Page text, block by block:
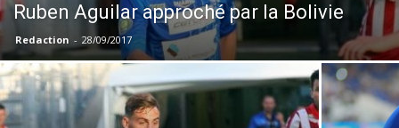
Ruben Aguilar approché par la Bolivie
Redaction - 28/09/2017